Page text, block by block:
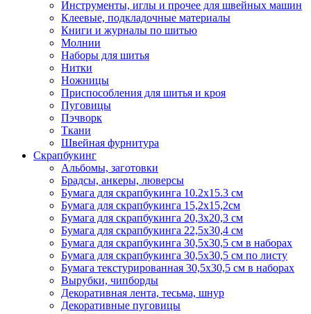
Инструменты, иглы и прочее для швейных машин
Клеевые, подкладочные материалы
Книги и журналы по шитью
Молнии
Наборы для шитья
Нитки
Ножницы
Приспособления для шитья и кроя
Пуговицы
Пэчворк
Ткани
Швейная фурнитура
Скрапбукинг
Альбомы, заготовки
Брадсы, анкеры, люверсы
Бумага для скрапбукинга 10.2х15.3 см
Бумага для скрапбукинга 15,2х15,2см
Бумага для скрапбукинга 20,3х20,3 см
Бумага для скрапбукинга 22,5х30,4 см
Бумага для скрапбукинга 30,5х30,5 см в наборах
Бумага для скрапбукинга 30,5х30,5 см по листу
Бумага текстурированная 30,5х30,5 см в наборах
Вырубки, чипборды
Декоративная лента, тесьма, шнур
Декоративные пуговицы